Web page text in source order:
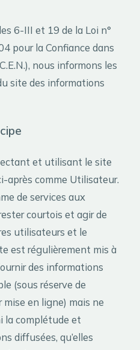
6-III et 19 de la Loi n°
pour la Confiance dans
nous informons les
site des informations
et utilisant le site
après comme Utilisateur.
de services aux
courtois et agir de
utilisateurs et le
est régulièrement mis à
des informations
(sous réserve de
en ligne) mais ne
la complétude et
diffusées, qu’elles